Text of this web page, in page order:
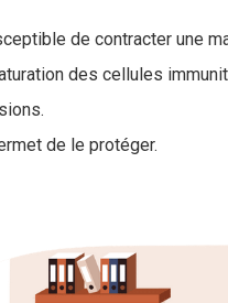
de contracter une
des cellules
de le protéger.